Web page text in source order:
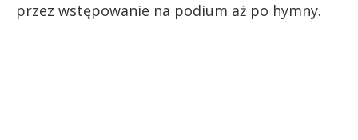
przez wstępowanie na podium aż po hymny.